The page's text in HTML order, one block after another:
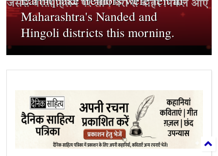
Maharashtra's Nanded and
Hingoli districts this morning.